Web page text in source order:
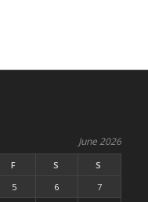
June 2026
F S
S
5 6
7